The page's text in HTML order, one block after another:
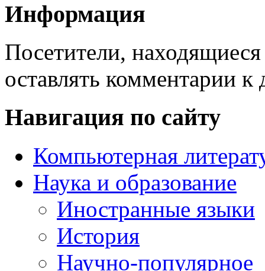
Информация
Посетители,
оставлять комментарии к
Навигация по сайту
Компьютерная
Наука и образование
Иностранные языки
История
Научно-популярное